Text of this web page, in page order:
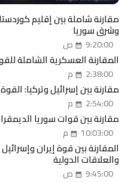
مقارنة شاملة بين إقليم
وشرق سوريا
9:20:00 ص
المقارنة العسكرية الشاملة
2:38:00 م
مقارنة بين إسرائيل وتركيا:
2:54:00 م
مقارنة بين قوات سوريا
10:03:00 م
المقارنة بين قوة إيران
والعلاقات الدولية
9:45:00 ص